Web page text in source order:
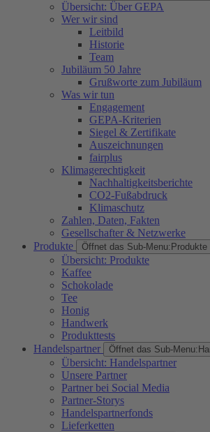
Übersicht: Über GEPA
Wer wir sind
Leitbild
Historie
Team
Jubiläum 50 Jahre
Grußworte zum Jubiläum
Was wir tun
Engagement
GEPA-Kriterien
Siegel & Zertifikate
Auszeichnungen
fairplus
Klimagerechtigkeit
Nachhaltigkeitsberichte
CO2-Fußabdruck
Klimaschutz
Zahlen, Daten, Fakten
Gesellschafter & Netzwerke
Produkte
Öffnet das Sub-Menu: Produkte
Übersicht: Produkte
Kaffee
Schokolade
Tee
Honig
Handwerk
Produkttests
Handelspartner
Öffnet das Sub-Menu:
Übersicht: Handelspartner
Unsere Partner
Partner bei Social Media
Partner-Storys
Handelspartnerfonds
Lieferketten